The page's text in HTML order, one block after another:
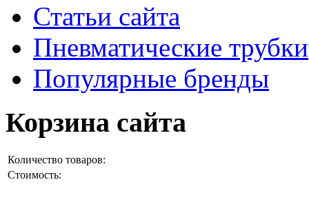
Статьи сайта
Пневматические трубки
Популярные бренды
Корзина сайта
Количество товаров:
Стоимость: